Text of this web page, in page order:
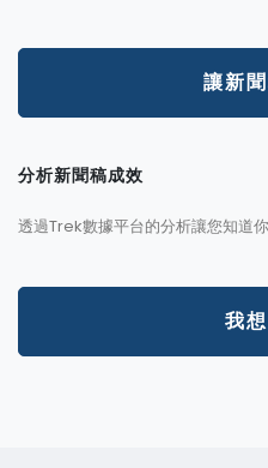
讓新
分析新聞稿成效
透過Trek數據平台的分析讓您知道
我